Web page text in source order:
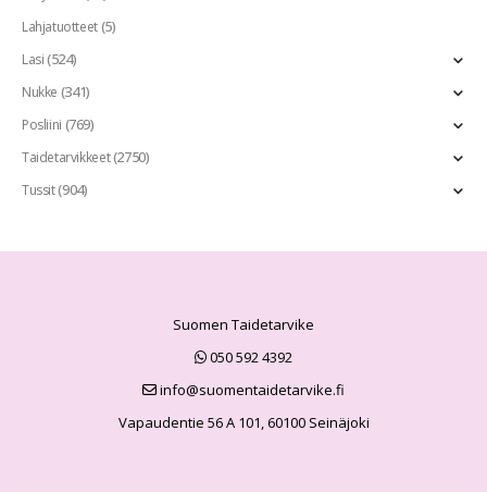
Lahjatuotteet(5)
Lasi(524)
Nukke (341)
Posliini (769)
Taidetarvikkeet(2750)
Tussit(904)
Suomen Taidetarvike
050 592 4392
info@suomentaidetarvike.fi
Vapaudentie 56 A 101, 60100 Seinäjoki